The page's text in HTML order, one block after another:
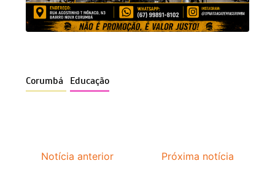
Corumbá Educação
Notícia anterior Próxima notícia